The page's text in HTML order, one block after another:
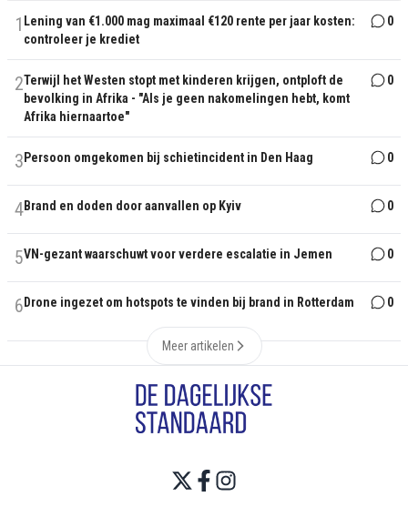
1 Lening van €1.000 mag maximaal €120 rente per jaar kosten:
controleer je krediet
0
2Terwijl het Westen stopt met kinderen krijgen, ontploft de
bevolking in Afrika - "Als je geen nakomelingen hebt, komt
Afrika hiernaartoe"
0
3 Persoon omgekomen bij schietincident in Den Haag 0
4Brand en doden door aanvallen op Kyiv 0
5VN-gezant waarschuwt voor verdere escalatie in Jemen 0
6 Drone ingezet om hotspots te vinden bij brand in Rotterdam 0
Meer artikelen